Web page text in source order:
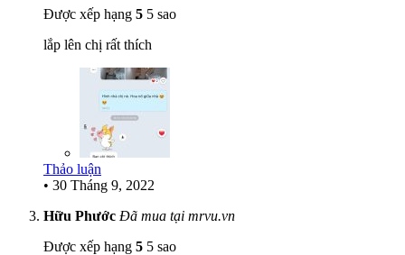
Được xếp hạng 5 5 sao
lắp lên chị rất thích
Thảo luận
• 30 Tháng 9, 2022
Hữu Phước Đã mua tại mrvu.vn
Được xếp hạng 5 5 sao